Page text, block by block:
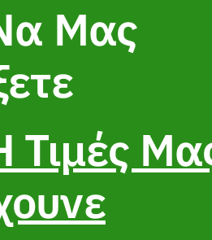
Μας
Τιμές